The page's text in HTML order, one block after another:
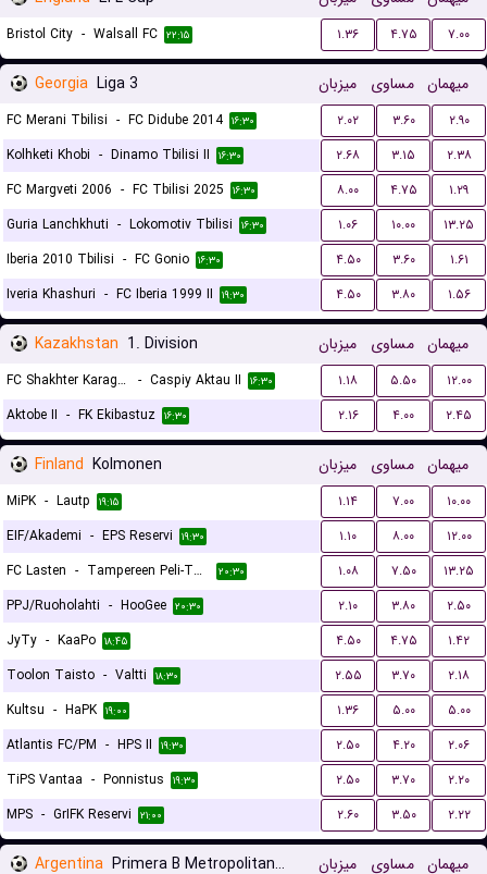
Bristol City - Walsall FC ۲۲:۱۵ ۱.۳۶ ۴.۷۵ ۷.۰۰
Georgia Liga 3 میزبان مساوی میهمان
FC Merani Tbilisi - FC Didube 2014 ۱۶:۳۰ ۲.۰۲ ۳.۶۰
۲.۹۰
Kolhketi Khobi - Dinamo Tbilisi II ۱۶:۳۰ ۲.۶۸ ۳.۱۵
۲.۳۸
FC Margveti 2006 - FC Tbilisi 2025 ۱۶:۳۰ ۸.۰۰ ۴.۷۵
۱.۲۹
Guria Lanchkhuti - Lokomotiv Tbilisi ۱۶:۳۰ ۱.۰۶ ۱۰.۰۰
۱۳.۲۵
Iberia 2010 Tbilisi - FC Gonio ۱۶:۳۰ ۴.۵۰ ۳.۶۰
۱.۶۱
Iveria Khashuri - FC Iberia 1999 II ۱۹:۳۰ ۴.۵۰ ۳.۸۰ ۱.۵۶
Kazakhstan 1. Division میزبان مساوی میهمان
FC Shakhter Karagandy - Caspiy Aktau II ۱۶:۳۰ ۱.۱۸ ۵.۵۰
۱۲.۰۰
Aktobe II - FK Ekibastuz ۱۶:۳۰ ۲.۱۶ ۴.۰۰ ۲.۴۵
Finland Kolmonen میزبان مساوی میهمان
MiPK - Lautp ۱۹:۱۵ ۱.۱۴ ۷.۰۰
۱۰.۰۰
EIF/Akademi - EPS Reservi ۱۹:۳۰ ۱.۱۰ ۸.۰۰
۱۲.۰۰
FC Lasten - Tampereen Peli-Toverit ۲۰:۳۰ ۱.۰۸ ۷.۵۰
۱۳.۲۵
PPJ/Ruoholahti - HooGee ۲۰:۳۰ ۲.۱۰ ۳.۸۰
۲.۵۰
JyTy - KaaPo ۱۸:۴۵ ۴.۵۰ ۴.۷۵
۱.۴۲
Toolon Taisto - Valtti ۱۸:۳۰ ۲.۵۵ ۳.۷۰
۲.۱۸
Kultsu - HaPK ۱۹:۰۰ ۱.۳۶ ۵.۰۰
۵.۰۰
Atlantis FC/PM - HPS II ۱۹:۳۰ ۲.۵۰ ۴.۲۰
۲.۰۶
TiPS Vantaa - Ponnistus ۱۹:۳۰ ۲.۵۰ ۳.۷۰
۲.۲۰
MPS - GrIFK Reservi ۲۱:۰۰ ۲.۶۰ ۳.۵۰ ۲.۲۲
Argentina Primera B Metropolitana Reserves میزبان مساوی میهمان